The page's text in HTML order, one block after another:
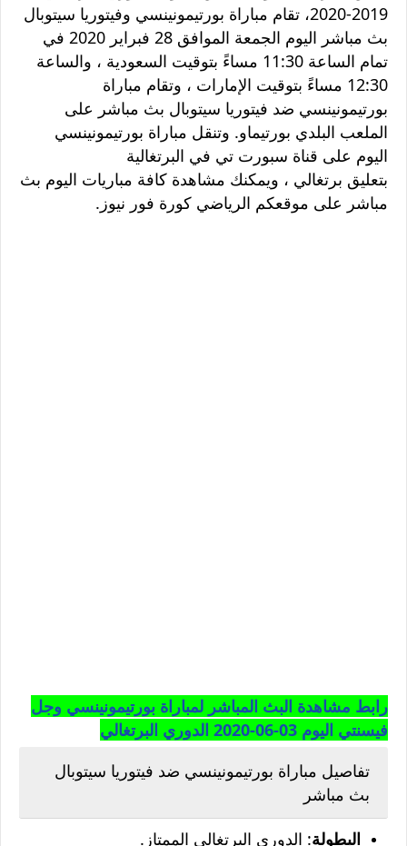
2019-2020، تقام مباراة بورتيمونينسي وفيتوريا سيتوبال
بث مباشر اليوم الجمعة الموافق 28 فبراير 2020 في
تمام الساعة 11:30 مساءً بتوقيت السعودية ، والساعة
12:30 مساءً بتوقيت الإمارات ، وتقام مباراة
بورتيمونينسي ضد فيتوريا سيتوبال بث مباشر على
الملعب البلدي بورتيماو. وتنقل مباراة بورتيمونينسي
اليوم على قناة سبورت تي في البرتغالية
بتعليق برتغالي ، ويمكنك مشاهدة كافة مباريات اليوم بث
مباشر على موقعكم الرياضي كورة فور نيوز.
رابط مشاهدة البث المباشر لمباراة بورتيمونينسي وجل
فيسنتي اليوم 03-06-2020 الدوري البرتغالي
تفاصيل مباراة بورتيمونينسي ضد فيتوريا سيتوبال
بث مباشر
البطولة: الدوري البرتغالي الممتاز.